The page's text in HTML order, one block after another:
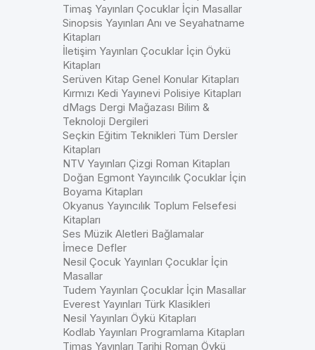
Timaş Yayınları Çocuklar İçin Masallar
Sinopsis Yayınları Anı ve Seyahatname
Kitapları
İletişim Yayınları Çocuklar İçin Öykü
Kitapları
Serüven Kitap Genel Konular Kitapları
Kırmızı Kedi Yayınevi Polisiye Kitapları
dMags Dergi Mağazası Bilim &
Teknoloji Dergileri
Seçkin Eğitim Teknikleri Tüm Dersler
Kitapları
NTV Yayınları Çizgi Roman Kitapları
Doğan Egmont Yayıncılık Çocuklar İçin
Boyama Kitapları
Okyanus Yayıncılık Toplum Felsefesi
Kitapları
Ses Müzik Aletleri Bağlamalar
İmece Defler
Nesil Çocuk Yayınları Çocuklar İçin
Masallar
Tudem Yayınları Çocuklar İçin Masallar
Everest Yayınları Türk Klasikleri
Nesil Yayınları Öykü Kitapları
Kodlab Yayınları Programlama Kitapları
Timaş Yayınları Tarihi Roman Öykü